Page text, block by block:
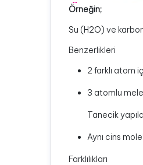
Örneğin;
Su (H2O) ve
Benzerlikleri
2 farklı atom
3 atomlu
Tanecik
Aynı cins
Farklılıkları